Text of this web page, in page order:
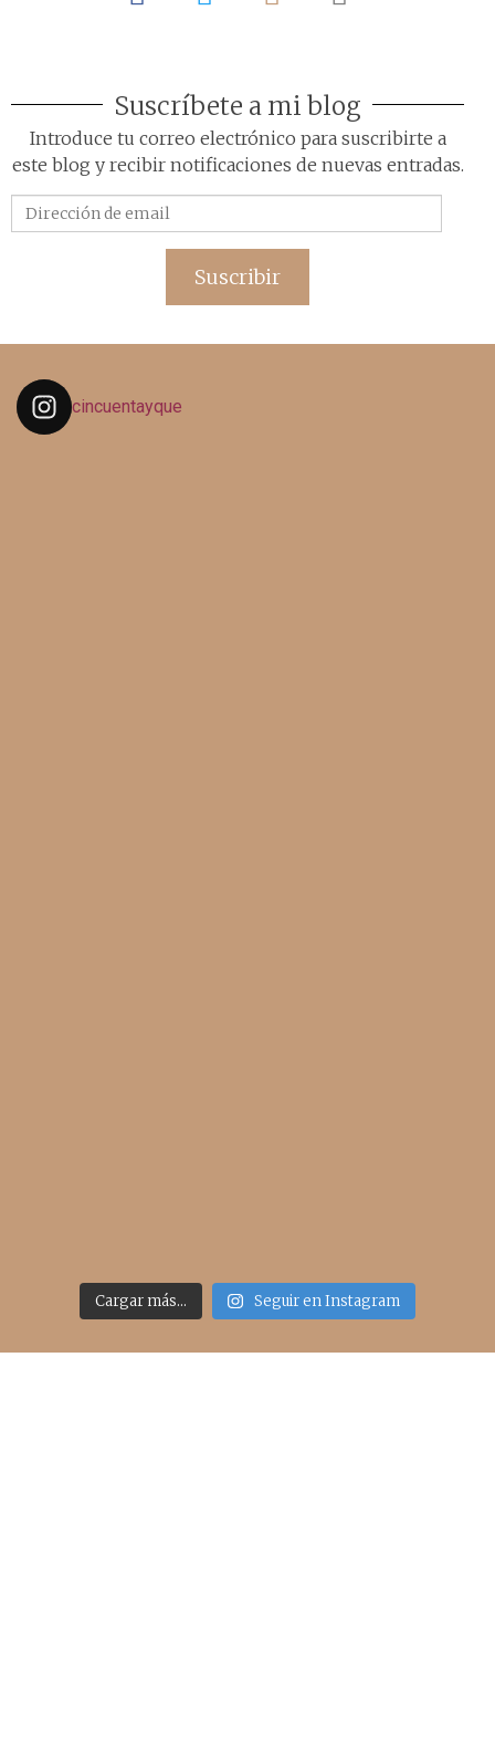
Suscríbete a mi blog
Introduce tu correo electrónico para suscribirte a
este blog y recibir notificaciones de nuevas entradas.
de
Suscribir
cincuentayque
Cargar más... Seguir en Instagram